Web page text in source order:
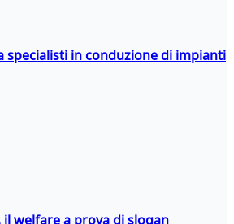
specialisti in conduzione di impianti
welfare a prova di slogan